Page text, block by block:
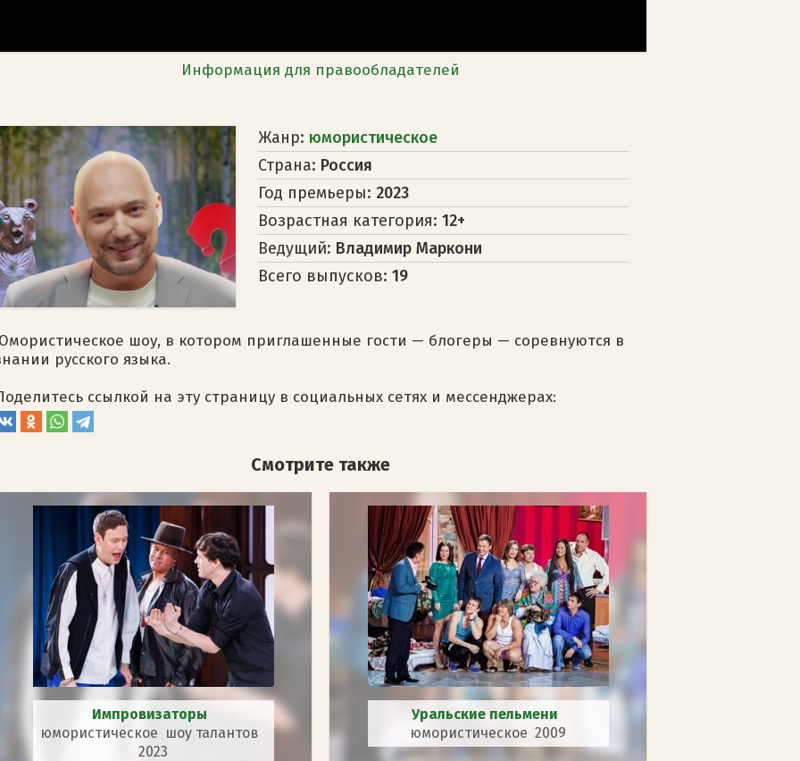
Информация для правообладателей
Жанр: юмористическое
Страна: Россия
Год премьеры: 2023
Возрастная категория: 12+
Ведущий: Владимир Маркони
Всего выпусков: 19
шоу, в котором приглашенные гости — блогеры — соревнуются в
русского языка.
ссылкой на эту страницу в социальных сетях и мессенджерах:
Смотрите также
Импровизаторы
юмористическое шоу талантов
2023
Уральские пельмени
юмористическое 2009